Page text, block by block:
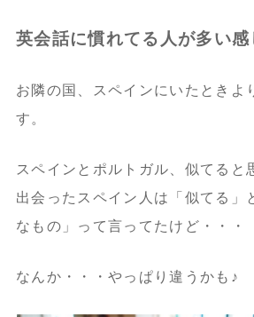
英会話に慣れてる人が多い感
お隣の国、スペインにいたときよ
す。
スペインとポルトガル、似てると
出会ったスペイン人は「似てる」
なもの」って言ってたけど・・・
なんか・・・やっぱり違うかも♪